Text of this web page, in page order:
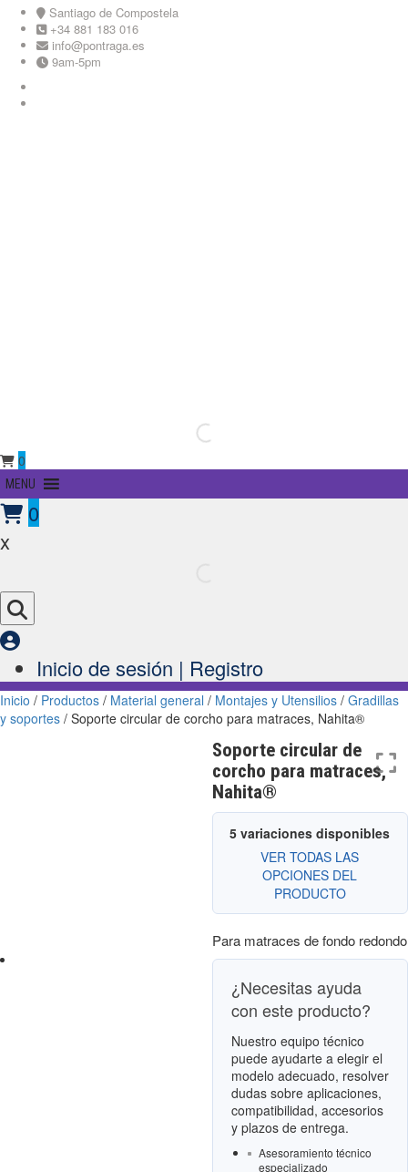
Skip
content
Santiago de Compostela
+34 881 183 016
info@pontraga.es
9am-5pm
0
Primary
Menu
MENU
0
x
Inicio de sesión | Registro
Inicio / Productos / Material general / Montajes y Utensilios / Gradillas
y soportes / Soporte circular de corcho para matraces, Nahita®
Soporte circular de
corcho para matraces,
Nahita®
5 variaciones disponibles
VER TODAS LAS
OPCIONES DEL
PRODUCTO
Para matraces de fondo redondo
¿Necesitas ayuda
con este producto?
Nuestro equipo técnico
puede ayudarte a elegir el
modelo adecuado, resolver
dudas sobre aplicaciones,
compatibilidad, accesorios
y plazos de entrega.
Asesoramiento técnico
especializado